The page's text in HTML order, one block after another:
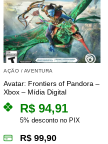
AÇÃO / AVENTURA
Avatar: Frontiers of Pandora –
Xbox – Mídia Digital
R$ 94,91
5% desconto no PIX
R$ 99,90